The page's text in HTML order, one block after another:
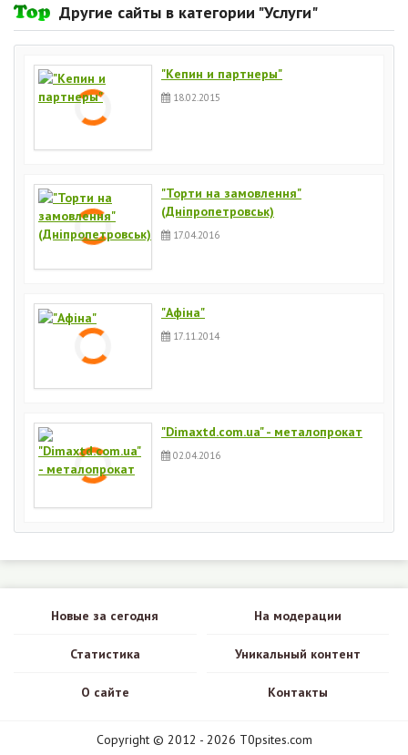
Другие сайты в категории "Услуги"
"Кепин и партнеры"
18.02.2015
"Торти на замовлення"
(Дніпропетровськ)
17.04.2016
"Афіна"
17.11.2014
"Dimaxtd.com.ua" - металопрокат
02.04.2016
Новые за сегодня На модерации
Статистика Уникальный контент
О сайте Контакты
Copyright © 2012 - 2026 T0psites.com